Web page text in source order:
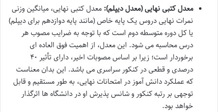
معدل کتبی نهایی (معدل دیپلم): معدل کتبی نهایی، میانگین وزنی
نمرات نهایی دروس یک پایه خاص (مانند پایه دوازدهم برای دیپلم)
یا کل دوره متوسطه دوم است که با توجه به ضرایب مصوب هر
درس محاسبه می شود. این معدل، از اهمیت فوق العاده ای
برخوردار است؛ زیرا بر اساس مصوبات اخیر، دارای تأثیر ۴۰
درصدی و قطعی در کنکور سراسری می باشد. این بدان معناست
که عملکرد دانش آموز در امتحانات نهایی، به طور مستقیم و قابل
توجهی بر رتبه کنکور و شانس پذیرش او در دانشگاه ها اثرگذار
خواهد بود.